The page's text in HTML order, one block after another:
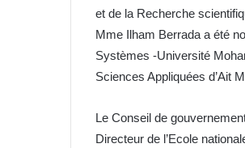
et de la Recherche
Mme Ilham Berrada a été
Systèmes -Université
Sciences Appliquées d’Ait
Le Conseil de
Directeur de l’Ecole